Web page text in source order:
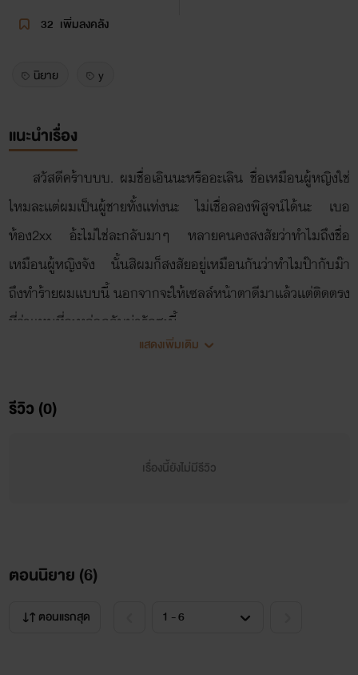
32 เพิ่มลงคลัง
นิยาย y
แนะนำเรื่อง
สวัสดีคร้าบบบ. ผมชื่อเอินนะหรืออะเลิน ชื่อเหมือนผู้หญิงใช่
ไหมละเเต่ผมเป็นผู้ชายทั้งเเท่งนะ ไม่เชื่อลองพิสูจน์ได้นะ เบอ
ห้อง2xx อ้ะไม่ใช่ละกลับมาๆ หลายคนคงสงสัยว่าทำไมถึงชื่อ
เหมือนผู้หญิงจัง นั้นสิผมก็สงสัยอยู่เหมือนกันว่าทำไมป๊ากับม๊า
ถึงทำร้ายผมเเบบนี้ นอกจากจะให้เซลล์หน้าตาดีมาเเล้วเเต่ติดตรง
ที่ว่าเเทนที่จะหล่อกลับน่ารักซะนี้
เพราะพวกคุณนั้นละชวนผมคุย เอาละ!! ผมต้องรีบไปเเต่งตัว
งกันเเน่วะเอ้ยไม่ใช่ละๆ เเล้วเจอกันนะค่าบบ
แสดงเพิ่มเติม
รีวิว (0)
เรื่องนี้ยังไม่มีรีวิว
ตอนนิยาย (6)
ตอนแรกสุด